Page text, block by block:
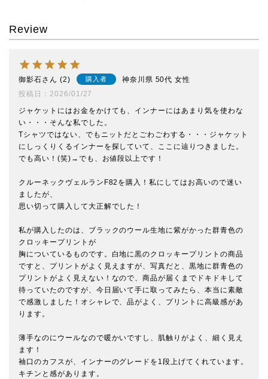
Review
御影石 2 購入者 神奈川県 50代 女性
投稿日
2026/01/27
ジャケットにはお金をかけても、インナーにはあまり気を使わな
い・・・そんな私でした。
Tシャツではない、でもニットだとごわごわする・・・ジャケット
にしっくりくるインナーを探していて、ここに辿りつきました。
でも高い！(笑)→でも、お値段以上です！
クルーネックヴェルランF82を購入！私にしてはお高いので迷い
ましたが、
思い切って購入して大正解でした！
私が購入したのは、ブラックのウール生地に紫がかった群青色の
クロッキープリントが
胸についているものです。白地に黒のクロッキープリントの商品
ですと、プリントがよく見えますが、写真だと、黒地に群青色の
プリントがよく見えない！なので、商品が届くまでドキドキして
待っていたのですが、今日届いて手に取ってみたら、本当に素敵
で感激しました！オシャレで、品がよく、プリントに高級感があ
ります。
薄手なのにウールなので暖かいですし、肌触りがよく、細く見え
ます！
袖口のカフスが、インナーのグレードを1段上げてくれています。
キチンと感があります。